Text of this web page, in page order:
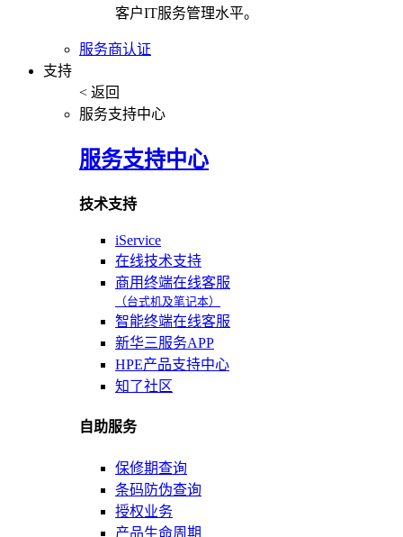
客户IT服务管理水平。
服务商认证
支持
< 返回
服务支持中心
服务支持中心
技术支持
iService
在线技术支持
商用终端在线客服
（台式机及笔记本）
智能终端在线客服
新华三服务APP
HPE产品支持中心
知了社区
自助服务
保修期查询
条码防伪查询
授权业务
产品生命周期